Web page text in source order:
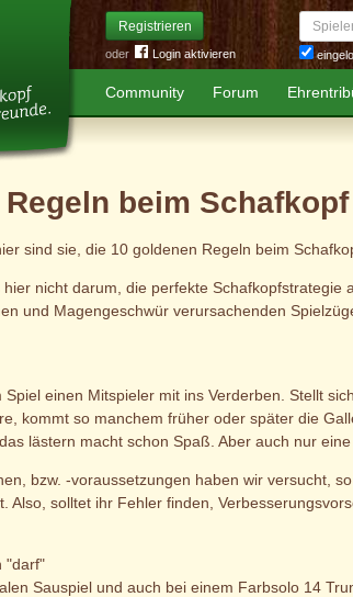
Registrieren
oder Login aktivieren
Community Forum
beim Schafkopf
sind sie, die 10 goldenen Regeln beim
nicht darum, die perfekte
und Magengeschwür verursachenden
einen Mitspieler mit ins Verderben. Stellt
kommt so manchem früher oder später die
lästern macht schon Spaß. Aber auch nur eine
bzw. -voraussetzungen haben wir versucht,
Also, solltet ihr Fehler finden,
"darf"
Sauspiel und auch bei einem Farbsolo 14